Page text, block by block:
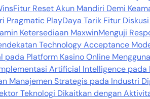
Fitur Reset Akun Mandiri Demi
Pragmatic PlayDaya Tarik Fitur
Ketersediaan MaxwinMenguji
Technology Acceptance
pada Platform Kasino Online
Artificial Intelligence pada
Manajemen Strategis pada Industri
Teknologi Dikaitkan dengan